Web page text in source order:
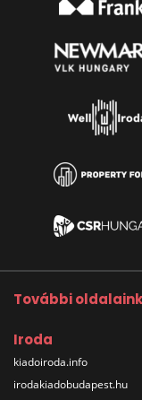
További oldalaink
Iroda
kiadoiroda.info
irodakiadobudapest.hu